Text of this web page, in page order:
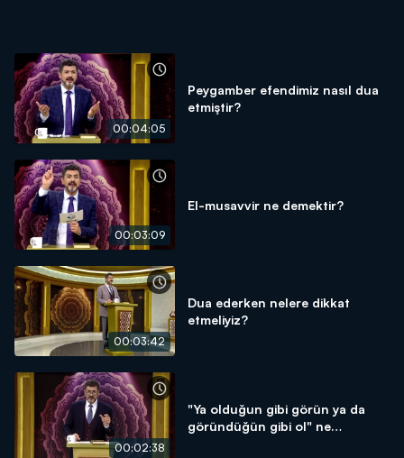
00:04:05
Peygamber efendimiz nasıl dua
etmiştir?
00:03:09
El-musavvir ne demektir?
00:03:42
Dua ederken nelere dikkat
etmeliyiz?
00:02:38
"Ya olduğun gibi görün ya da
göründüğün gibi ol" ne